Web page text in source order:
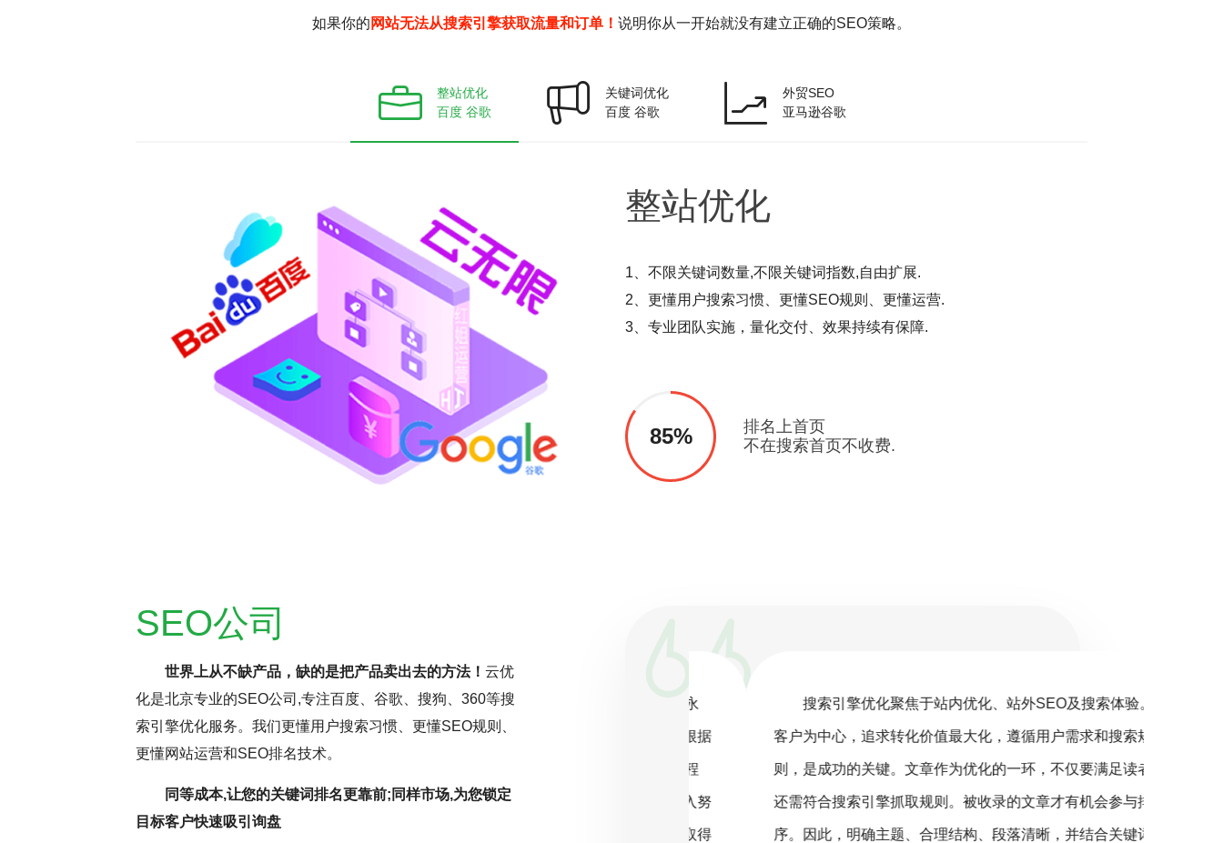
如果你的 网站无法从搜索引擎获取流量和订单！ 说明你从一开始就没有建立正确的SEO策略。
整站优化
百度 谷歌
关键词优化
百度 谷歌
外贸SEO
亚马逊谷歌
整站优化
1、不限关键词数量,不限关键词指数,自由扩展.
2、更懂用户搜索习惯、更懂SEO规则、更懂运营.
3、专业团队实施，量化交付、效果持续有保障.
85%
排名上首页
不在搜索首页不收费.
SEO公司
世界上从不缺产品，缺的是把产品卖出去的方法！云优
化是北京专业的SEO公司,专注百度、谷歌、搜狗、360等搜
索引擎优化服务。我们更懂用户搜索习惯、更懂SEO规则、
更懂网站运营和SEO排名技术。
同等成本,让您的关键词排名更靠前;同样市场,为您锁定
目标客户快速吸引询盘
，但云优化认为，这更多与网
受多因素影响，但正确思维和
搜索引擎规则，可提升网站转
助力网站取得更好效果。
SEO网站优化是一项持续且精细化的工作，而非一劳永
逸。它要求优化师密切关注行业动态，深入分析数据，并根据
中，耐心和毅力是不可或缺的驱动力。只有持之以恒地投入努
搜索引擎优化聚焦于站内优化、站外SEO及搜索体验。以
客户为中心，追求转化价值最大化，遵循用户需求和搜索规
则，是成功的关键。文章作为优化的一环，不仅要满足读者，
还需符合搜索引擎抓取规则。被收录的文章才有机会参与排
序。因此，明确主题、合理结构、段落清晰，并结合关键词与